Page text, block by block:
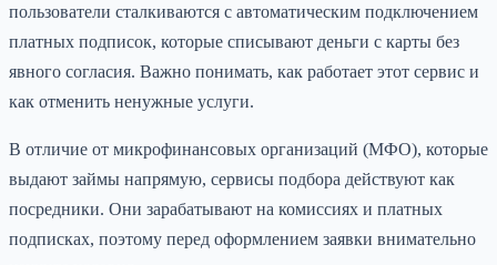
пользователи сталкиваются с автоматическим подключением
платных подписок, которые списывают деньги с карты без
явного согласия. Важно понимать, как работает этот сервис и
как отменить ненужные услуги.
В отличие от микрофинансовых организаций (МФО), которые
выдают займы напрямую, сервисы подбора действуют как
посредники. Они зарабатывают на комиссиях и платных
подписках, поэтому перед оформлением заявки внимательно